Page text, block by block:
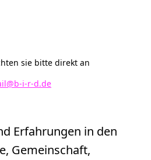
sie bitte direkt an
i-r-d.de
Erfahrungen in den
Gemeinschaft,